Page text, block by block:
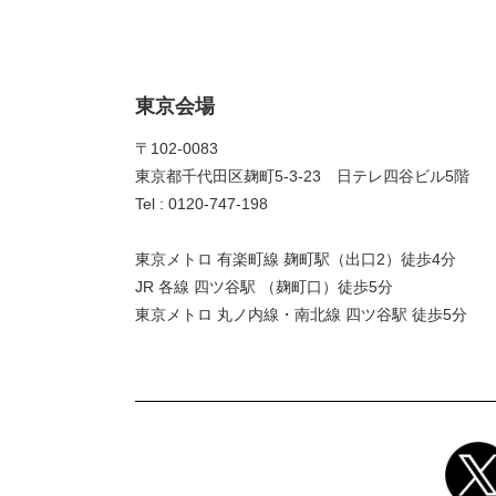
東京会場
〒102-0083
東京都千代田区麹町5-3-23 日テレ四谷ビル5階
Tel : 0120-747-198
東京メトロ 有楽町線 麹町駅（出口2）徒歩4分
JR 各線 四ツ谷駅 （麹町口）徒歩5分
東京メトロ 丸ノ内線・南北線 四ツ谷駅 徒歩5分